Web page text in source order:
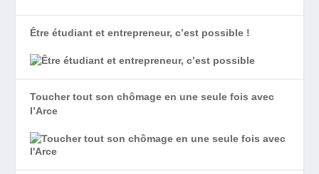
Être étudiant et entrepreneur, c’est possible !
Toucher tout son chômage en une seule fois avec
l’Arce